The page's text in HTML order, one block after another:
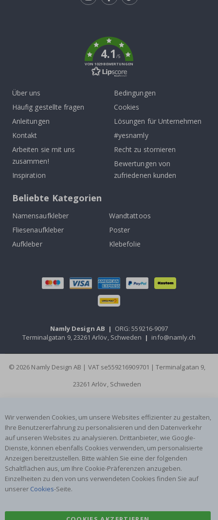
4.1/5
VON 1029 BEWERTUNGEN
Über uns
Häufig gestellte fragen
Anleitungen
Kontakt
Arbeiten sie mit uns
zusammen!
Inspiration
Bedingungen
Cookies
Lösungen für Unternehmen
#yesnamly
Recht zu stornieren
Bewertungen von
zufriedenen kunden
Beliebte Kategorien
Namensaufkleber
Wandtattoos
Fliesenaufkleber
Poster
Aufkleber
Klebefolie
Namly Design AB | ORG: 559216-9097
Terminalgatan 9, 23261 Arlöv, Schweden | info@namly.ch
© 2026 Namly Design AB | VAT se559216909701 | Terminalgatan 9,
23261 Arlöv, Schweden
Wir verwenden Cookies, um unsere Websites effizienter zu gestalten,
Ihre Benutzererfahrung zu personalisieren und den Datenverkehr
auf unseren Websites zu analysieren. Drittanbieter, wie Google-
Dienste, können ebenfalls Cookies verwenden, um personalisierte
Anzeigen bereitzustellen. Bitte wählen Sie eine der folgenden
Schaltflächen aus, um Ihre Cookie-Präferenzen anzugeben.
Einzelheiten zu den von uns verwendeten Cookies finden Sie auf
unserer Cookies-Seite.